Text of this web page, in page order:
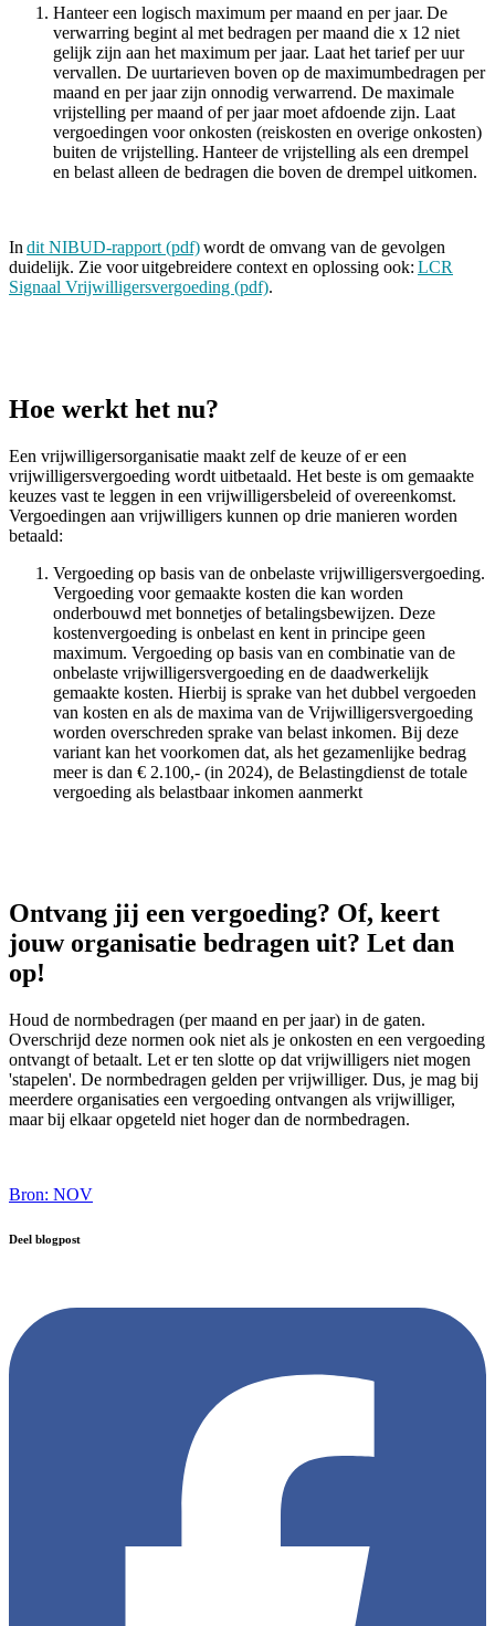
Hanteer een logisch maximum per maand en per jaar. De
verwarring begint al met bedragen per maand die x 12 niet
gelijk zijn aan het maximum per jaar. Laat het tarief per uur
vervallen. De uurtarieven boven op de maximumbedragen per
maand en per jaar zijn onnodig verwarrend. De maximale
vrijstelling per maand of per jaar moet afdoende zijn. Laat
vergoedingen voor onkosten (reiskosten en overige onkosten)
buiten de vrijstelling. Hanteer de vrijstelling als een drempel
en belast alleen de bedragen die boven de drempel uitkomen.
In dit NIBUD-rapport (pdf)wordt de omvang van de gevolgen
duidelijk. Zie voor uitgebreidere context en oplossing ook: LCR
Signaal Vrijwilligersvergoeding (pdf).
Hoe werkt het nu?
Een vrijwilligersorganisatie maakt zelf de keuze of er een
vrijwilligersvergoeding wordt uitbetaald. Het beste is om gemaakte
keuzes vast te leggen in een vrijwilligersbeleid of overeenkomst.
Vergoedingen aan vrijwilligers kunnen op drie manieren worden
betaald:
Vergoeding op basis van de onbelaste vrijwilligersvergoeding.
Vergoeding voor gemaakte kosten die kan worden
onderbouwd met bonnetjes of betalingsbewijzen. Deze
kostenvergoeding is onbelast en kent in principe geen
maximum. Vergoeding op basis van en combinatie van de
onbelaste vrijwilligersvergoeding en de daadwerkelijk
gemaakte kosten. Hierbij is sprake van het dubbel vergoeden
van kosten en als de maxima van de Vrijwilligersvergoeding
worden overschreden sprake van belast inkomen. Bij deze
variant kan het voorkomen dat, als het gezamenlijke bedrag
meer is dan € 2.100,- (in 2024), de Belastingdienst de totale
vergoeding als belastbaar inkomen aanmerkt
Ontvang jij een vergoeding? Of, keert
jouw organisatie bedragen uit? Let dan
op!
Houd de normbedragen (per maand en per jaar) in de gaten.
Overschrijd deze normen ook niet als je onkosten en een vergoeding
ontvangt of betaalt. Let er ten slotte op dat vrijwilligers niet mogen
'stapelen'. De normbedragen gelden per vrijwilliger. Dus, je mag bij
meerdere organisaties een vergoeding ontvangen als vrijwilliger,
maar bij elkaar opgeteld niet hoger dan de normbedragen.
Bron: NOV
Deel blogpost